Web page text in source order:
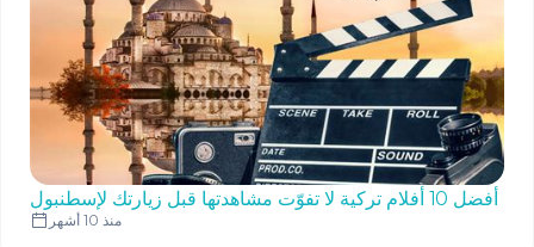
أفضل 10 أفلام تركية لا تفوّت مشاهدتها قبل زيارتك لإسطنبول
منذ 10 أشهر